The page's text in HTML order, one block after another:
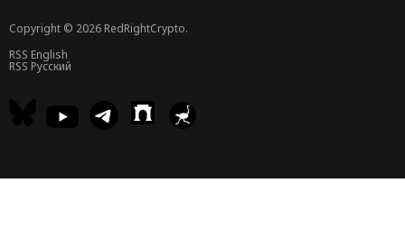
Copyright © 2026 RedRightCrypto.
RSS English
RSS Русский